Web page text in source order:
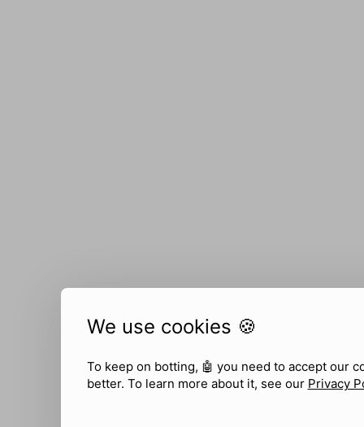
We use cookies 🍪
To keep on botting, 🤖 you need to accept our
better. To learn more about it, see our Privacy